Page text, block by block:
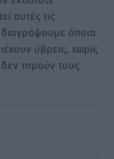
αυτές τις
όποια
ύβρεις, χωρίς
τηρούν τους